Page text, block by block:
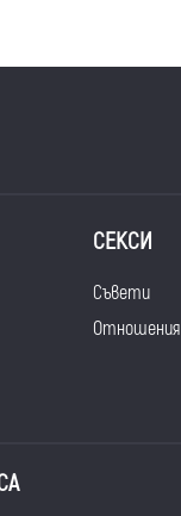
СЕКСИ
Съвети
Отношения